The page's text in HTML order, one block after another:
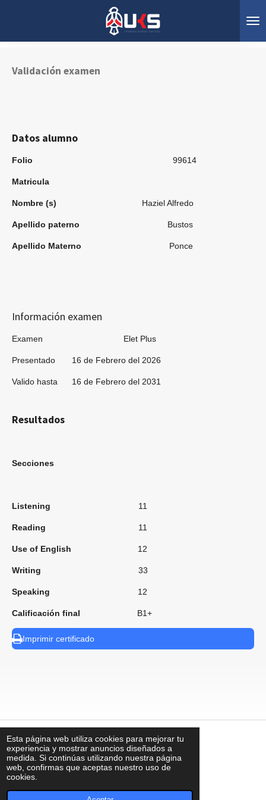
Esta página web utiliza cookies para mejorar tu
experiencia y mostrar anuncios diseñados a
medida. Si continúas utilizando nuestra página
web, confirmas que aceptas nuestro uso de
cookies.
Validación examen
Datos alumno
Folio 99614
Matricula
Nombre (s) Haziel Alfredo
Apellido paterno Bustos
Apellido Materno Ponce
Información examen
Examen Elet Plus
Presentado 16 de Febrero del 2026
Valido hasta 16 de Febrero del 2031
Resultados
Secciones
Listening 11
Reading 11
Use of English 12
Writing 33
Speaking 12
Calificación final B1+
Imprimir certificado
⠀
contacto@uks.com.mx